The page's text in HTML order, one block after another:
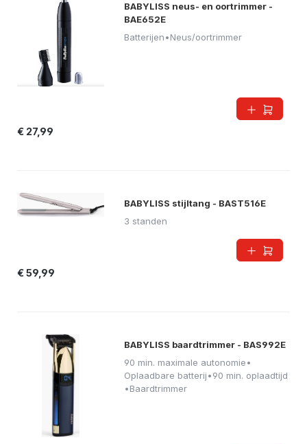
BABYLISS neus- en oortrimmer -
BAE652E
Batterijen•Neus/oortrimmer
€ 27,99
BABYLISS stijltang - BAST516E
3 standen
€ 59,99
BABYLISS baardtrimmer - BAS992E
90 min. maximale autonomie•
Oplaadbare batterij•90 min. oplaadtijd
•Baardtrimmer